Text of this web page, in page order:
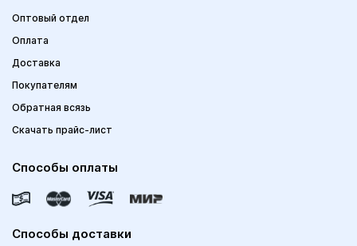
Оптовый отдел
Оплата
Доставка
Покупателям
Обратная всязь
Скачать прайс-лист
Способы оплаты
Способы доставки